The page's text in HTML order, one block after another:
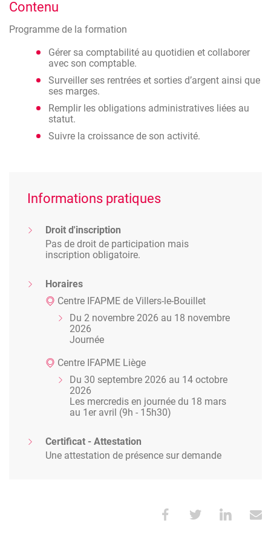
de travail bénéficiant d'un revenu de remplacement
accessibles aux salariés dans une proportion de 20%.
Communiquer avec l’E-Administration
Collaborer avec son comptable
Gérer sa comptabilité au quotidien
Comprendre le calcul de l’impôt, la déclaration
fiscale et l’avertissement extrait de rôle
Surveiller ses rentrées et sorties d’argent
Contenu
Programme de la formation
Gérer sa comptabilité au quotidien et collaborer
avec son comptable.
Surveiller ses rentrées et sorties d’argent ainsi que
ses marges.
Remplir les obligations administratives liées au
statut.
Suivre la croissance de son activité.
Informations pratiques
Droit d'inscription
Pas de droit de participation mais
inscription obligatoire.
Horaires
Centre IFAPME de Villers-le-Bouillet
Du 2 novembre 2026 au 18 novembre
2026
Journée
Centre IFAPME Liège
Du 30 septembre 2026 au 14 octobre
2026
Les mercredis en journée du 18 mars
au 1er avril (9h - 15h30)
Certificat - Attestation
Une attestation de présence sur demande